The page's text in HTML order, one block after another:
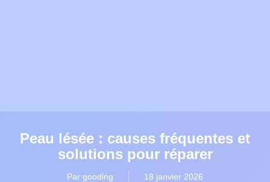
Peau lésée : causes fréquentes et
solutions pour réparer
Par gooding 18 janvier 2026